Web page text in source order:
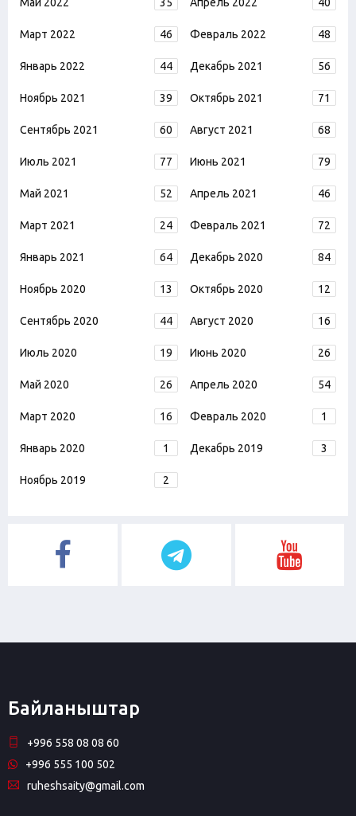
Март 2022 46 Февраль 2022 48
Январь 2022 44 Декабрь 2021 56
Ноябрь 2021 39 Октябрь 2021 71
Сентябрь 2021 60 Август 2021 68
Июль 2021 77 Июнь 2021 79
Май 2021 52 Апрель 2021 46
Март 2021 24 Февраль 2021 72
Январь 2021 64 Декабрь 2020 84
Ноябрь 2020 13 Октябрь 2020 12
Сентябрь 2020 44 Август 2020 16
Июль 2020 19 Июнь 2020 26
Май 2020 26 Апрель 2020 54
Март 2020 16 Февраль 2020 1
Январь 2020 1 Декабрь 2019 3
Ноябрь 2019 2
Байланыштар
+996 558 08 08 60
+996 555 100 502
ruheshsaity@gmail.com